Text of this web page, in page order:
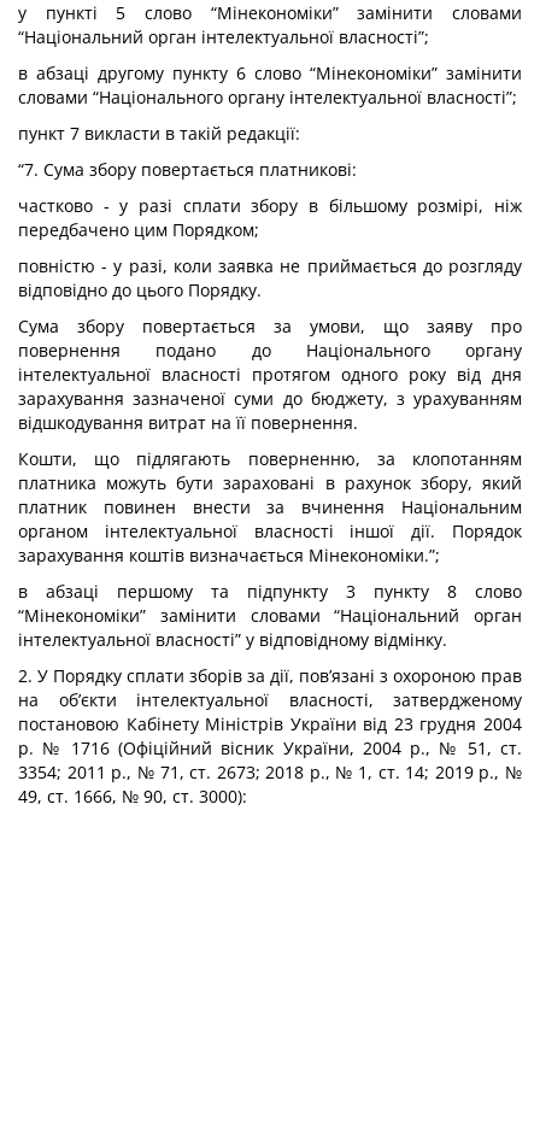
у пункті 5 слово “Мінекономіки” замінити словами
“Національний орган інтелектуальної власності”;
в абзаці другому пункту 6 слово “Мінекономіки” замінити
словами “Національного органу інтелектуальної власності”;
пункт 7 викласти в такій редакції:
“7. Сума збору повертається платникові:
частково - у разі сплати збору в більшому розмірі, ніж
передбачено цим Порядком;
повністю - у разі, коли заявка не приймається до розгляду
відповідно до цього Порядку.
Сума збору повертається за умови, що заяву про
повернення подано до Національного органу
інтелектуальної власності протягом одного року від дня
зарахування зазначеної суми до бюджету, з урахуванням
відшкодування витрат на її повернення.
Кошти, що підлягають поверненню, за клопотанням
платника можуть бути зараховані в рахунок збору, який
платник повинен внести за вчинення Національним
органом інтелектуальної власності іншої дії. Порядок
зарахування коштів визначається Мінекономіки.”;
в абзаці першому та підпункту 3 пункту 8 слово
“Мінекономіки” замінити словами “Національний орган
інтелектуальної власності” у відповідному відмінку.
2. У Порядку сплати зборів за дії, пов’язані з охороною прав
на об’єкти інтелектуальної власності, затвердженому
постановою Кабінету Міністрів України від 23 грудня 2004
р. № 1716 (Офіційний вісник України, 2004 р., № 51, ст.
3354; 2011 р., № 71, ст. 2673; 2018 р., № 1, ст. 14; 2019 р., №
49, ст. 1666, № 90, ст. 3000):